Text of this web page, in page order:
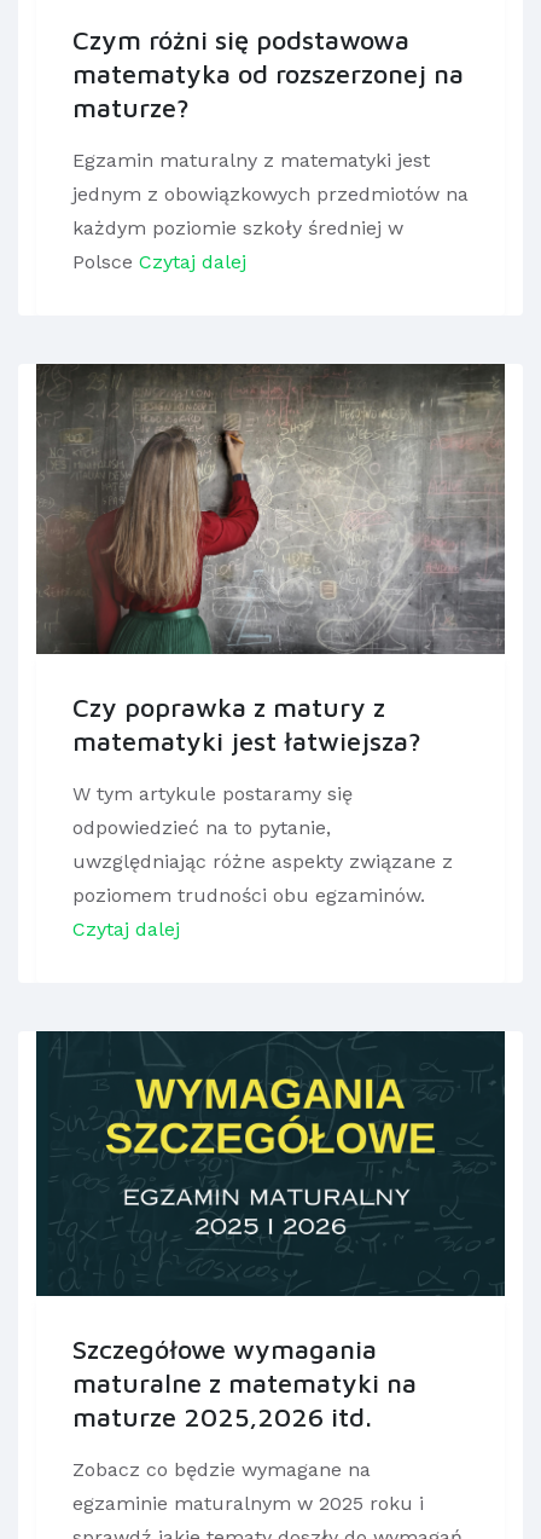
Czym różni się podstawowa
matematyka od rozszerzonej na
maturze?
Egzamin maturalny z matematyki jest
jednym z obowiązkowych przedmiotów na
każdym poziomie szkoły średniej w
Polsce Czytaj dalej
Czy poprawka z matury z
matematyki jest łatwiejsza?
W tym artykule postaramy się
odpowiedzieć na to pytanie,
uwzględniając różne aspekty związane z
poziomem trudności obu egzaminów.
Czytaj dalej
Szczegółowe wymagania
maturalne z matematyki na
maturze 2025,2026 itd.
Zobacz co będzie wymagane na
egzaminie maturalnym w 2025 roku i